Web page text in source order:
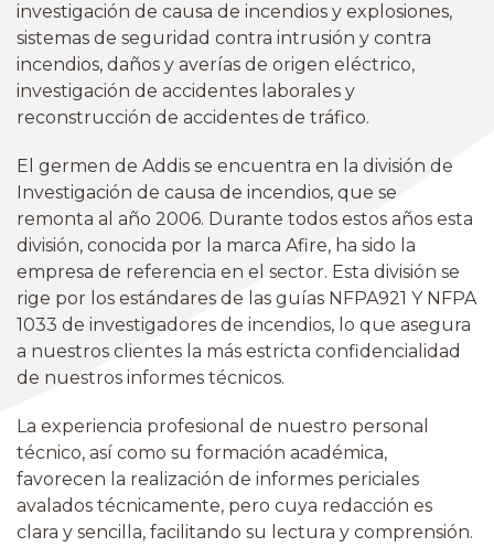
investigación de causa de incendios y explosiones,
sistemas de seguridad contra intrusión y contra
incendios, daños y averías de origen eléctrico,
investigación de accidentes laborales y
reconstrucción de accidentes de tráfico.
El germen de Addis se encuentra en la división de
Investigación de causa de incendios, que se
remonta al año 2006. Durante todos estos años esta
división, conocida por la marca Afire, ha sido la
empresa de referencia en el sector. Esta división se
rige por los estándares de las guías NFPA921 Y NFPA
1033 de investigadores de incendios, lo que asegura
a nuestros clientes la más estricta confidencialidad
de nuestros informes técnicos.
La experiencia profesional de nuestro personal
técnico, así como su formación académica,
favorecen la realización de informes periciales
avalados técnicamente, pero cuya redacción es
clara y sencilla, facilitando su lectura y comprensión.